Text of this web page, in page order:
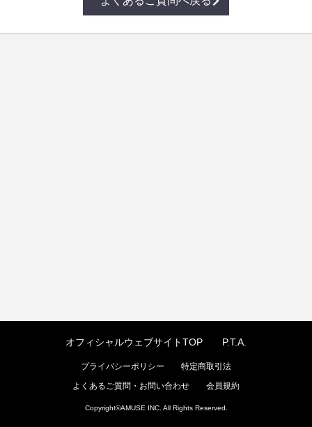
オフィシャルウェブサイトTOP P.T.A.
プライバシーポリシー
特定商取引法
よくあるご質問・お問い合わせ
会員規約
Copyright©AMUSE INC. All Rights Reserved.